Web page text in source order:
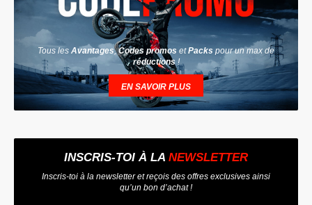
Tous les Avantages,Codes promos etPacks pour un max de
réductions !
EN SAVOIR PLUS
INSCRIS-TOI À LA NEWSLETTER
Inscris-toi à la newsletter et reçois des offres exclusives ainsi
qu’un bon d’achat !